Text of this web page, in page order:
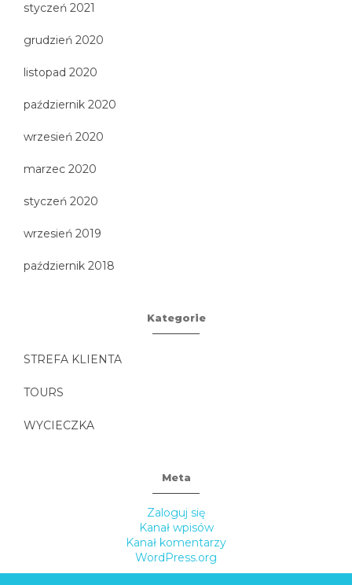
styczeń 2021
grudzień 2020
listopad 2020
październik 2020
wrzesień 2020
marzec 2020
styczeń 2020
wrzesień 2019
październik 2018
Kategorie
STREFA KLIENTA
TOURS
WYCIECZKA
Meta
Zaloguj się
Kanał wpisów
Kanał komentarzy
WordPress.org